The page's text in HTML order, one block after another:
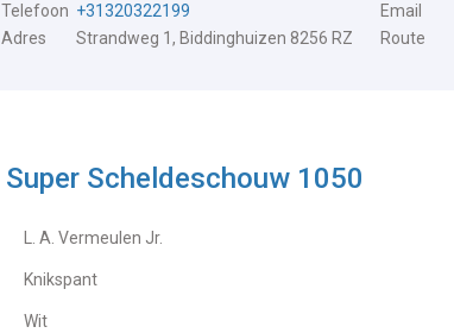
Telefoon +31320322199 Email
Adres
Strandweg 1, Biddinghuizen 8256 RZ Route
Super Scheldeschouw 1050
L. A. Vermeulen Jr.
Knikspant
Wit